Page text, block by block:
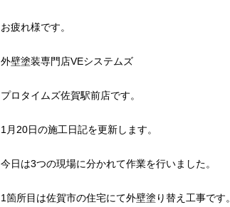
お疲れ様です。
外壁塗装専門店VEシステムズ
プロタイムズ佐賀駅前店です。
1月20日の施工日記を更新します。
今日は3つの現場に分かれて作業を行いました。
1箇所目は佐賀市の住宅にて外壁塗り替え工事です。